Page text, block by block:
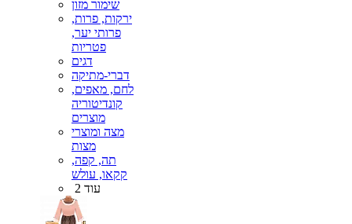
שימור מזון
ירקות, פרות,
פרותי יער,
פטריות
דגים
דברי-מתיקה
לחם, מאפים,
קונדיטוריה
מוצרים
מצה ומוצרי
מצות
תה, קפה,
קקאו, עולש
עוד 2